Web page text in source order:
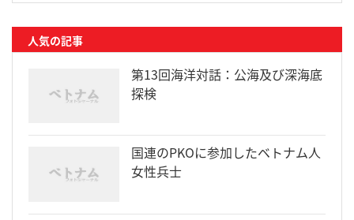
人気の記事
第13回海洋対話：公海及び深海底
探検
国連のPKOに参加したベトナム人
女性兵士